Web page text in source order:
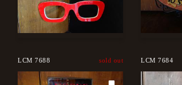
LCM 7688 sold out LCM 7684